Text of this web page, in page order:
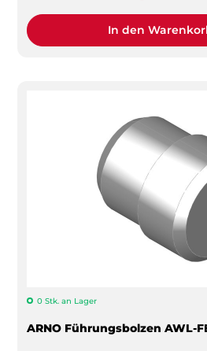
In den
0 Stk. an Lager
ARNO Führungsbolzen AWL-